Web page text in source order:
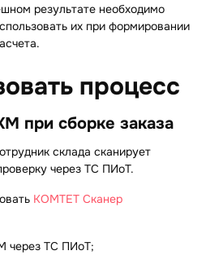
результате необходимо
их при формировании
процесс
при сборке заказа
склада сканирует
через ТС ПИоТ.
КОМТЕТ Сканер
через ТС ПИоТ;